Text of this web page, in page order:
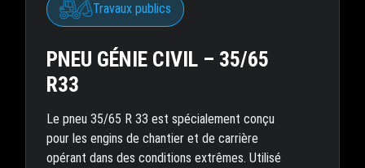
Travaux publics
PNEU GÉNIE CIVIL – 35/65
R33
Le pneu 35/65 R 33 est spécialement conçu
pour les engins de chantier et de carrière
opérant dans des conditions extrêmes. Utilisé